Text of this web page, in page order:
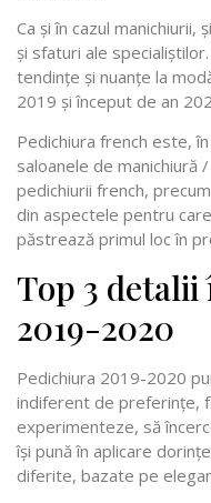
Ca și în cazul
și sfaturi ale
tendințe și nuanțe la
2019 și început de an
Pedichiura french este,
saloanele de manichiură
pedichiurii french,
din aspectele pentru
păstrează primul loc în
Top 3
2019-2020
Pedichiura 2019-2020
indiferent de preferințe,
experimenteze, să
își pună în aplicare
diferite, bazate pe